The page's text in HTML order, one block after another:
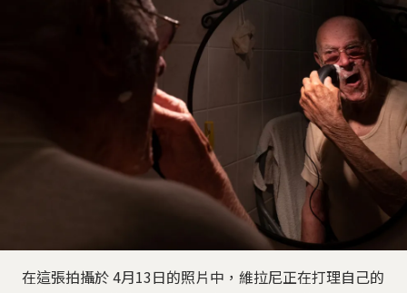
在這張拍攝於 4月13日的照片中，維拉尼正在打理自己的